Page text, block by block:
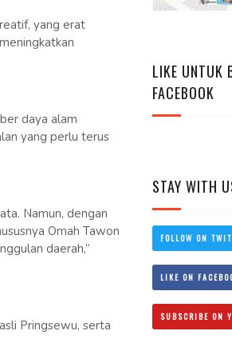
yang erat
daya alam
yang perlu terus
Namun, dengan
Omah Tawon
daerah,”
Pringsewu, serta
LIKE UNTUK
FACEBOOK
STAY WITH
FOLLOW ON
LIKE ON
SUBSCRIBE ON